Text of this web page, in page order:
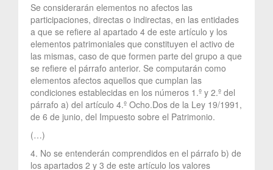
Se considerarán elementos no afectos las
participaciones, directas o indirectas, en las entidades
a que se refiere al apartado 4 de este artículo y los
elementos patrimoniales que constituyen el activo de
las mismas, caso de que formen parte del grupo a que
se refiere el párrafo anterior. Se computarán como
elementos afectos aquellos que cumplan las
condiciones establecidas en los números 1.º y 2.º del
párrafo a) del artículo 4.º Ocho.Dos de la Ley 19/1991,
de 6 de junio, del Impuesto sobre el Patrimonio.
(…)
4. No se entenderán comprendidos en el párrafo b) de
los apartados 2 y 3 de este artículo los valores